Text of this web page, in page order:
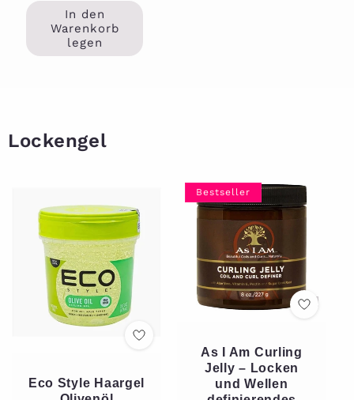
Preis
In den
Warenkorb
legen
Lockengel
Eco Style Haargel
Bestseller
As I Am Curling
Jelly – Locken
und Wellen